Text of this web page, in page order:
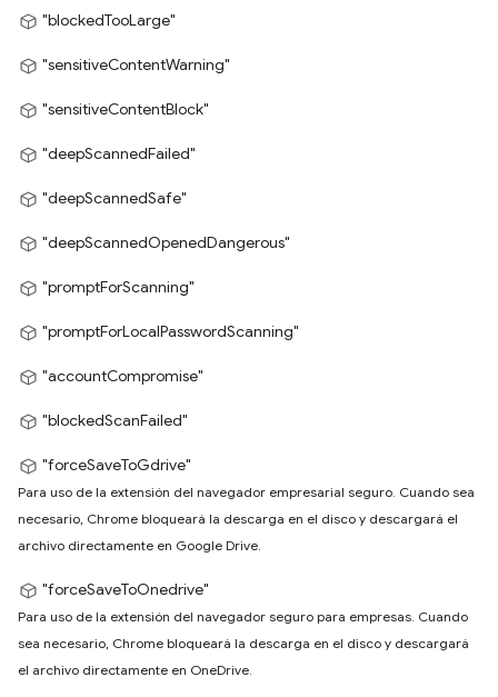
"blockedTooLarge"
"sensitiveContentWarning"
"sensitiveContentBlock"
"deepScannedFailed"
"deepScannedSafe"
"deepScannedOpenedDangerous"
"promptForScanning"
"promptForLocalPasswordScanning"
"accountCompromise"
"blockedScanFailed"
"forceSaveToGdrive"
Para uso de la extensión del navegador empresarial seguro. Cuando sea
necesario, Chrome bloqueará la descarga en el disco y descargará el
archivo directamente en Google Drive.
"forceSaveToOnedrive"
Para uso de la extensión del navegador seguro para empresas. Cuando
sea necesario, Chrome bloqueará la descarga en el disco y descargará
el archivo directamente en OneDrive.